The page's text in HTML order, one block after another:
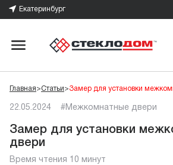
Екатеринбург
Главная>Статьи>Замер для установки
22.05.2024 #Межкомнатные двери
Замер для установки
двери
Время чтения 10 минут